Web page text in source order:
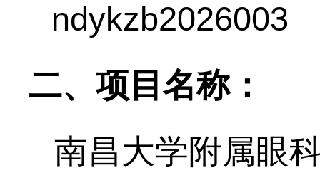
ndykzb2026003
二、项目名称：
南昌大学附属眼